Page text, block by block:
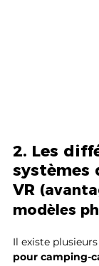
2. Les
VR
modèles
Il existe
pour camping-